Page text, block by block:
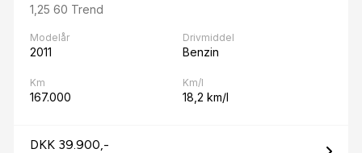
1,25 60 Trend
Modelår
2011
Drivmiddel
Benzin
Km
167.000
Km/l
18,2 km/l
DKK 39.900,-